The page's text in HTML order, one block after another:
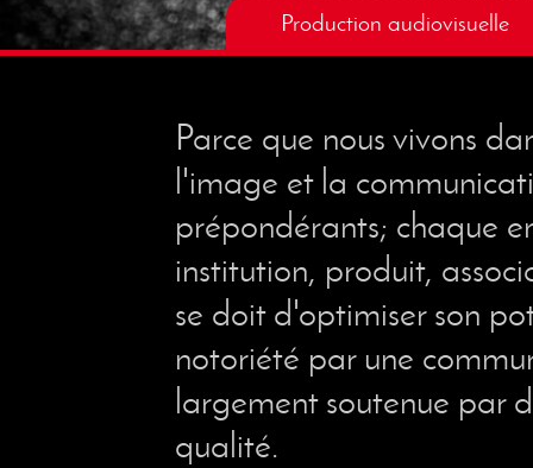
Production audiovisuelle
Parce que nous vivons
l'image et la
prépondérants; chaque
institution, produit,
se doit d'optimiser son
notoriété par une
largement soutenue par
qualité.